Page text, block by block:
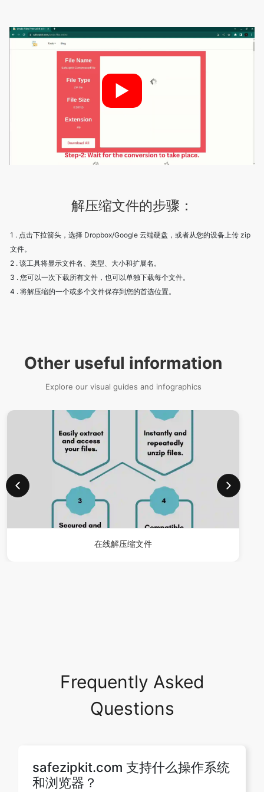
►
解压缩文件的步骤：
2 . 该工具将显示文件名、类型、大小和扩展名。
4 . 将解压缩的一个或多个文件保存到您的首选位置。
在线解压缩文件
safezipkit.com 支持什么操作系统
件转换为解压缩文件或文件夹的操作系
统。我们的开发人员已经对其进行了测